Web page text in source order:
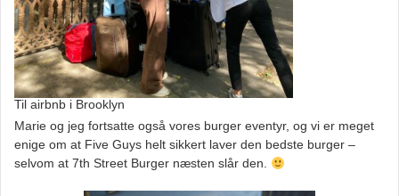
Til airbnb i Brooklyn
Marie og jeg fortsatte også vores burger eventyr, og vi er meget
enige om at Five Guys helt sikkert laver den bedste burger –
selvom at 7th Street Burger næsten slår den.